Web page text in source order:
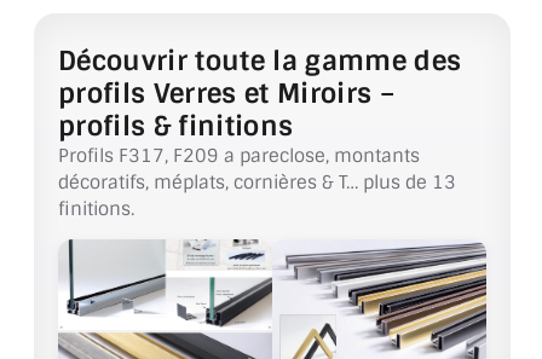
PAROI DE DOUCHE
VERRE FEUILLETÉ
VERRE ANTI-REFLET
VERRE LAQUÉ/CRÉDENCE
VERRE FEUILLETÉ/TREMPÉ
DALLE DE SOL EN VERRE
Découvrir toute la gamme des
profils Verres et Miroirs –
profils & finitions
Profils F317, F209 a pareclose, montants
décoratifs, méplats, cornières & T… plus de 13
finitions.